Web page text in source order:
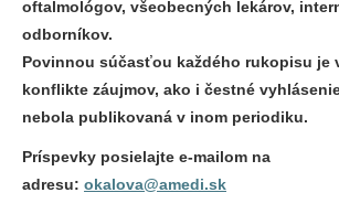
oftalmológov, všeobecných lekárov,
odborníkov.
Povinnou súčasťou každého rukopisu je
konflikte záujmov, ako i čestné
nebola publikovaná v inom periodiku.
Príspevky posielajte e-mailom na
adresu: okalova@amedi.sk